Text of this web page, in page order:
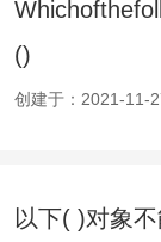
()
创建于：2021-11-
以下( )对象